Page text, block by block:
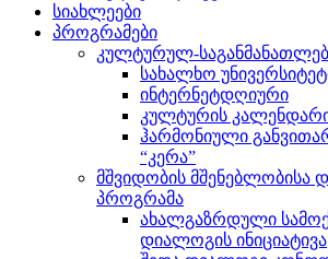
სიახლეები
პროგრამები
კულტურულ-
სახალხო
ინტერნეტდღიური
კულტურის
ჰარმონიული
“კერა”
მშვიდობის მშენებლობისა
პროგრამა
ახალგაზრდული
დიალოგის ინიციატივა